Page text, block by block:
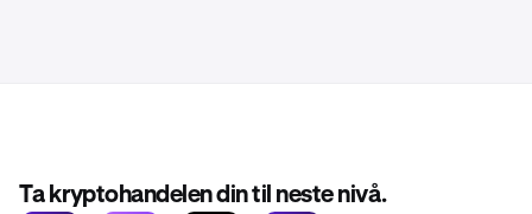
Ta kryptohandelen din til neste nivå.